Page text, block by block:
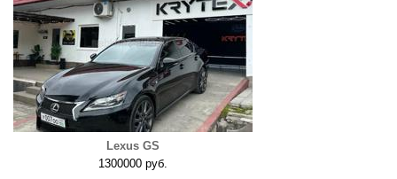
Lexus GS
1300000 руб.